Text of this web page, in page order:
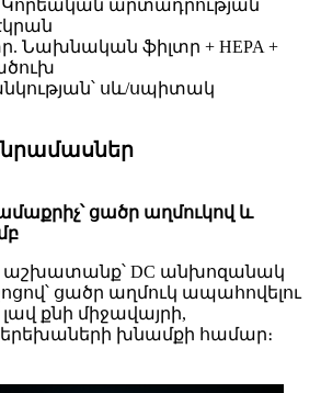
Կորեական արտադրության
Նախնական ֆիլտր + HEPA +
սև/սպիտակ
ցածր աղմուկով և
աշխատանք՝ DC անխոզանակ
ցածր աղմուկ ապահովելու
լավ քնի միջավայրի,
երեխաների խնամքի համար։